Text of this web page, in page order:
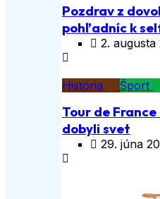
Pozdrav z
pohľadníc k
2. augusta
História Šport
Tour de
dobyli svet
29. júna